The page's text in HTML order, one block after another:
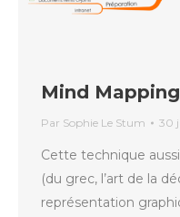
Mind
Par Sophie Le Stum 30
Cette technique
(du grec, l’art de la
représentation